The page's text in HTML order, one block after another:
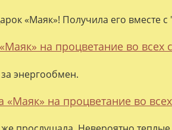
«Маяк»! Получила его
на процветание во всех
энергообмен.
«Маяк» на процветание во